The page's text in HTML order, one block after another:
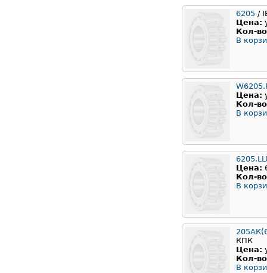
6205 /
Цена:
Кол-
В
Цена:
Кол-
В
Цена:
Кол-
В
КПК
Цена:
Кол-
В